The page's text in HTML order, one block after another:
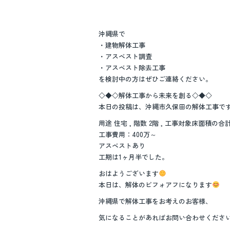
沖縄県で
・建物解体工事
・アスベスト調査
・アスベスト除去工事
を検討中の方はぜひご連絡ください。
◇◆◇解体工事から未来を創る◇◆◇
本日の投稿は、沖縄市久保田の解体工事です
用途 住宅 , 階数 2階 , 工事対象床面積の合
工事費用：400万～
アスベストあり
工期は1ヶ月半でした。
おはようございます
本日は、解体のビフォアフになります
沖縄県で解体工事をお考えのお客様、
気になることがあればお問い合わせくださ